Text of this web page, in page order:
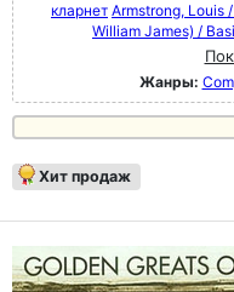
кларнет Armstrong, Louis
William James) /
Жанры:
Хит продаж